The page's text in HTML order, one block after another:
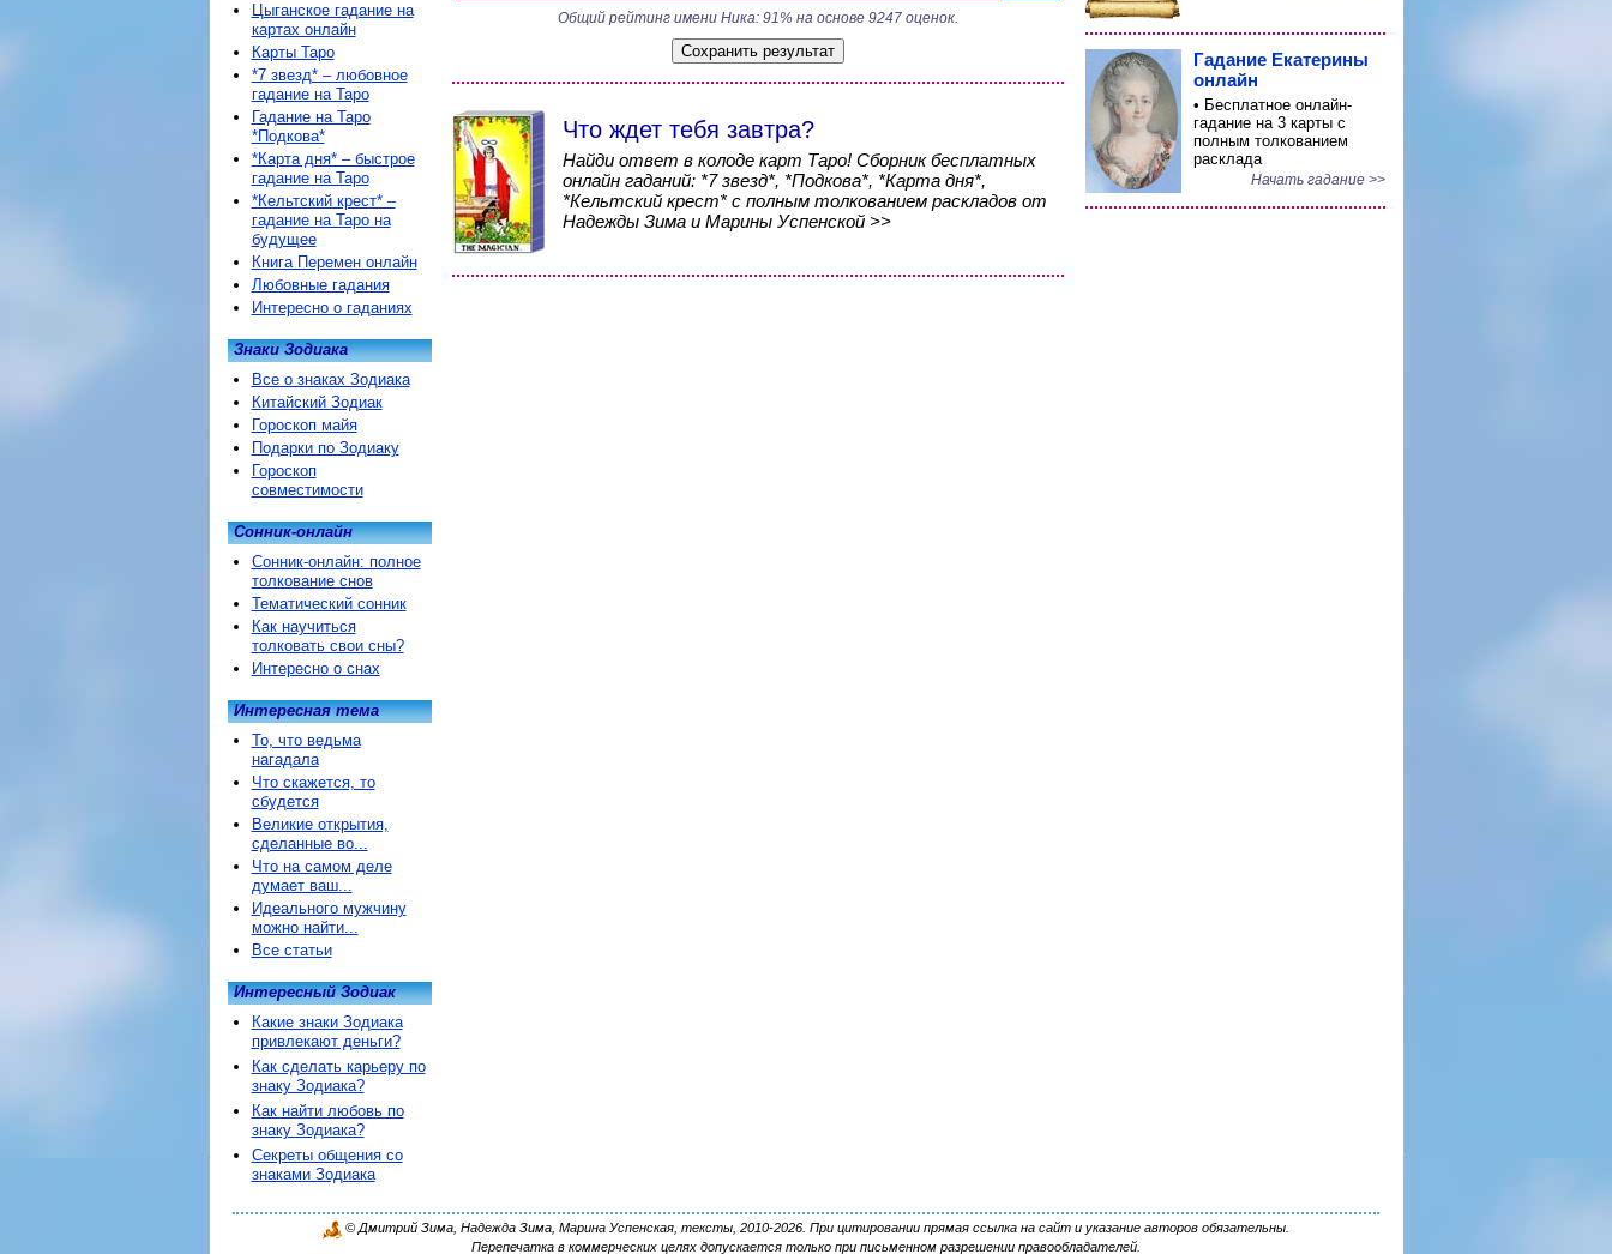
Общий рейтинг имени Ника: 91% на основе 9247 оценок.
Что ждет тебя завтра?
Найди ответ в колоде карт Таро! Сборник бесплатных
онлайн гаданий: *7 звезд*, *Подкова*, *Карта дня*,
*Кельтский крест* с полным толкованием раскладов от
Надежды Зима и Марины Успенской >>
Цыганское гадание на
картах онлайн
Карты Таро
*7 звезд* – любовное
гадание на Таро
Гадание на Таро
*Подкова*
*Карта дня* – быстрое
гадание на Таро
*Кельтский крест* –
гадание на Таро на
будущее
Книга Перемен онлайн
Любовные гадания
Интересно о гаданиях
Знаки Зодиака
Все о знаках Зодиака
Китайский Зодиак
Гороскоп майя
Подарки по Зодиаку
Гороскоп
совместимости
Сонник-онлайн
Сонник-онлайн: полное
толкование снов
Тематический сонник
Как научиться
толковать свои сны?
Интересно о снах
Интересная тема
То, что ведьма
нагадала
Что скажется, то
сбудется
Великие открытия,
сделанные во...
Что на самом деле
думает ваш...
Идеального мужчину
можно найти...
Все статьи
Интересный Зодиак
Какие знаки Зодиака
привлекают деньги?
Как сделать карьеру по
знаку Зодиака?
Как найти любовь по
знаку Зодиака?
Секреты общения со
знаками Зодиака
Гадание Екатерины
онлайн
• Бесплатное онлайн-
гадание на 3 карты с
полным толкованием
расклада
Начать гадание >>
© Дмитрий Зима, Надежда Зима, Марина Успенская, тексты, 2010-2026. При цитировании прямая ссылка на сайт и указание авторов обязательны.
Перепечатка в коммерческих целях допускается только при письменном разрешении правообладателей.